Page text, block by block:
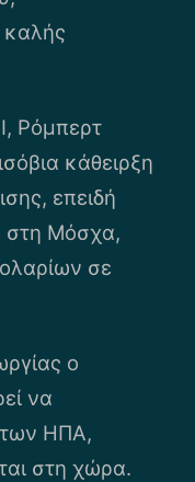
καλής
Ρόμπερτ
κάθειρξη
επειδή
στη Μόσχα,
σε
ο
να
των ΗΠΑ,
στη χώρα.